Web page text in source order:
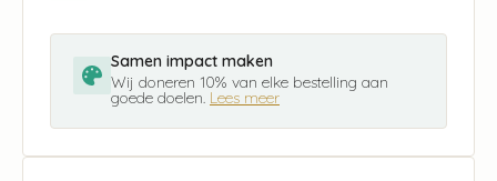
Samen impact maken
Wij doneren 10% van elke bestelling aan
goede doelen. Lees meer